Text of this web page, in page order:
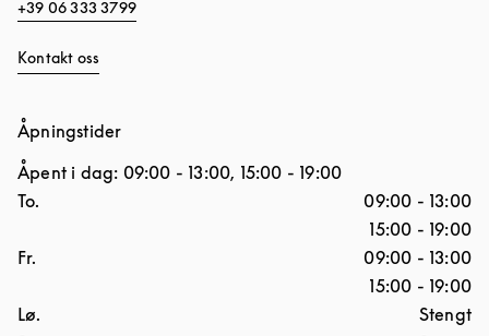
+39 06 333 3799
Kontakt oss
Åpningstider
Åpent i dag: 09:00 - 13:00, 15:00 - 19:00
Ukedag
To. 09:00 - 13:00
15:00 - 19:00
Fr.
09:00 - 13:00
15:00 - 19:00
Lø.
Stengt